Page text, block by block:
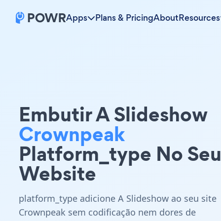
Apps Plans & PricingAboutResources
Embutir A Slideshow
Crownpeak
Platform_type No Seu
Website
platform_type adicione A Slideshow ao seu site
Crownpeak sem codificação nem dores de